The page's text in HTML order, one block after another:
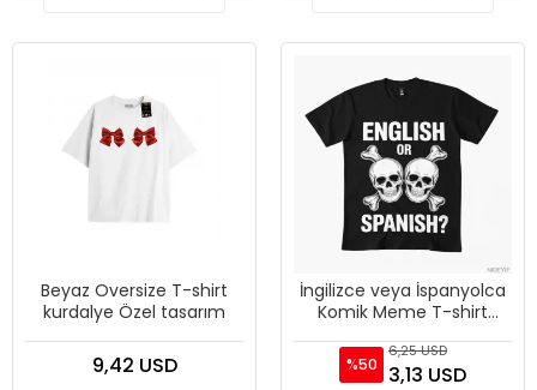
Beyaz Oversize T-shirt
kurdalye Özel tasarım
9,42 USD
İngilizce veya İspanyolca
Komik Meme T-shirt
100% Pamuk T Shirt Kısa
%50
6,25 USD
3,13 USD